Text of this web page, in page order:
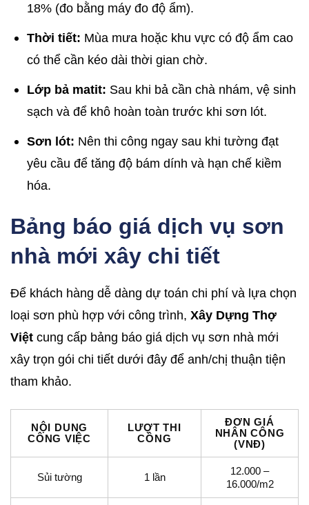
18% (đo bằng máy đo độ ẩm).
Thời tiết: Mùa mưa hoặc khu vực có độ ẩm cao
có thể cần kéo dài thời gian chờ.
Lớp bả matit: Sau khi bả cần chà nhám, vệ sinh
sạch và để khô hoàn toàn trước khi sơn lót.
Sơn lót: Nên thi công ngay sau khi tường đạt
yêu cầu để tăng độ bám dính và hạn chế kiềm
hóa.
Bảng báo giá dịch vụ sơn
nhà mới xây chi tiết
Để khách hàng dễ dàng dự toán chi phí và lựa chọn
loại sơn phù hợp với công trình, Xây Dựng Thợ
Việt cung cấp bảng báo giá dịch vụ sơn nhà mới
xây trọn gói chi tiết dưới đây để anh/chị thuận tiện
tham khảo.
NỘI DUNG
CÔNG VIỆC
LƯỢT THI
CÔNG
ĐƠN GIÁ
NHÂN CÔNG
(VNĐ)
Sủi tường 1 lần
12.000 –
16.000/m2